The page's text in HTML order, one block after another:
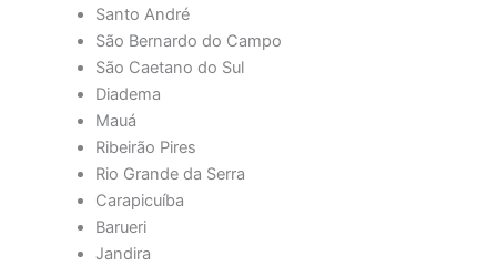
Santo André
São Bernardo do Campo
São Caetano do Sul
Diadema
Mauá
Ribeirão Pires
Rio Grande da Serra
Carapicuíba
Barueri
Jandira